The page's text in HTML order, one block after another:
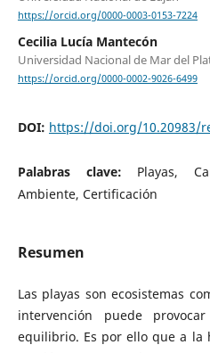
https://orcid.org/0000-0003-0153-7224
Cecilia Lucía Mantecón
Universidad Nacional de Mar del
https://orcid.org/0000-0002-9026-6499
DOI: https://doi.org/10.20983/
Palabras clave: Playas,
Ambiente, Certificación
Resumen
Las playas son ecosistemas
intervención puede
equilibrio. Es por ello que a